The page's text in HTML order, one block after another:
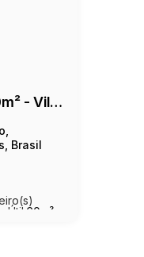
Casa à venda - 200m² - Vila Leandro Previato
Brasil
Útil: 60m²